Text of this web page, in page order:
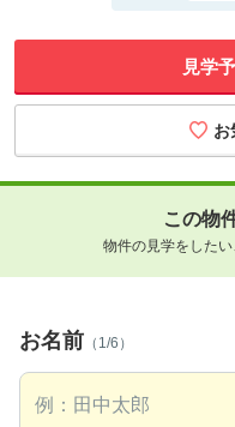
見学
この物
物件の見学をした
お名前 （1/6）